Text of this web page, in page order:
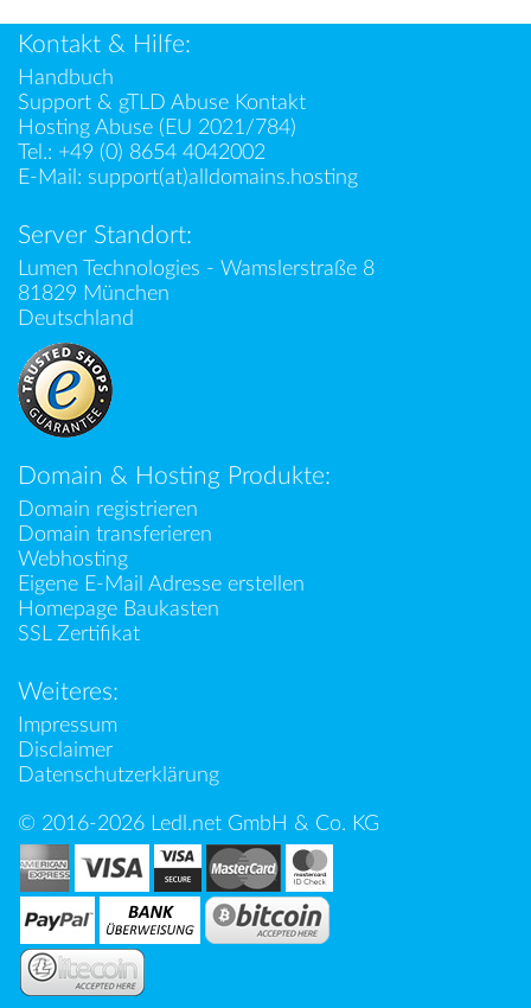
Kontakt & Hilfe:
Handbuch
Support & gTLD Abuse Kontakt
Hosting Abuse (EU 2021/784)
Tel.: +49 (0) 8654 4042002
E-Mail: support(at)alldomains.hosting
Server Standort:
Lumen Technologies - Wamslerstraße 8
81829 München
Deutschland
Domain & Hosting Produkte:
Domain registrieren
Domain transferieren
Webhosting
Eigene E-Mail Adresse erstellen
Homepage Baukasten
SSL Zertifikat
Weiteres:
Impressum
Disclaimer
Datenschutzerklärung
© 2016-2026 Ledl.net GmbH & Co. KG